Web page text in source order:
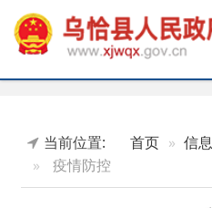
疫情防控
卫健委